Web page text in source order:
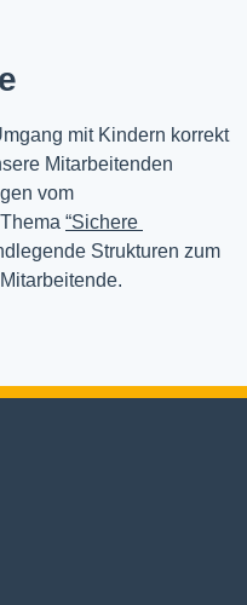
mit Kindern korrekt
Mitarbeitenden
vom
“Sichere
Strukturen zum